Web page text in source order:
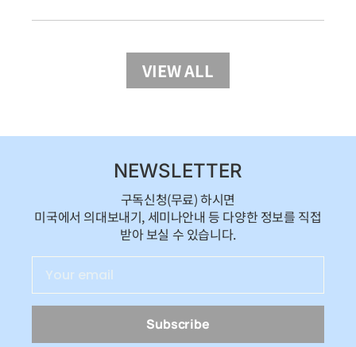
VIEW ALL
NEWSLETTER
구독신청(무료) 하시면
미국에서 의대보내기, 세미나안내 등 다양한 정보를 직접
받아 보실 수 있습니다.
Subscribe